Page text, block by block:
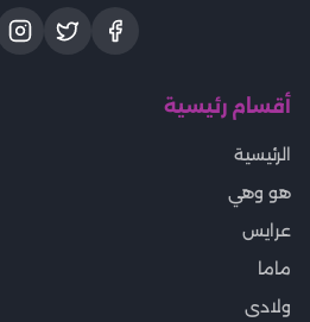
أقسام رئيسية
الرئيسية
هو وهي
عرايس
ماما
ولادى